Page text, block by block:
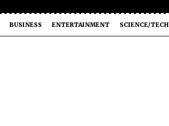
BUSINESS ENTERTAINMENT SCIENCE/TECH